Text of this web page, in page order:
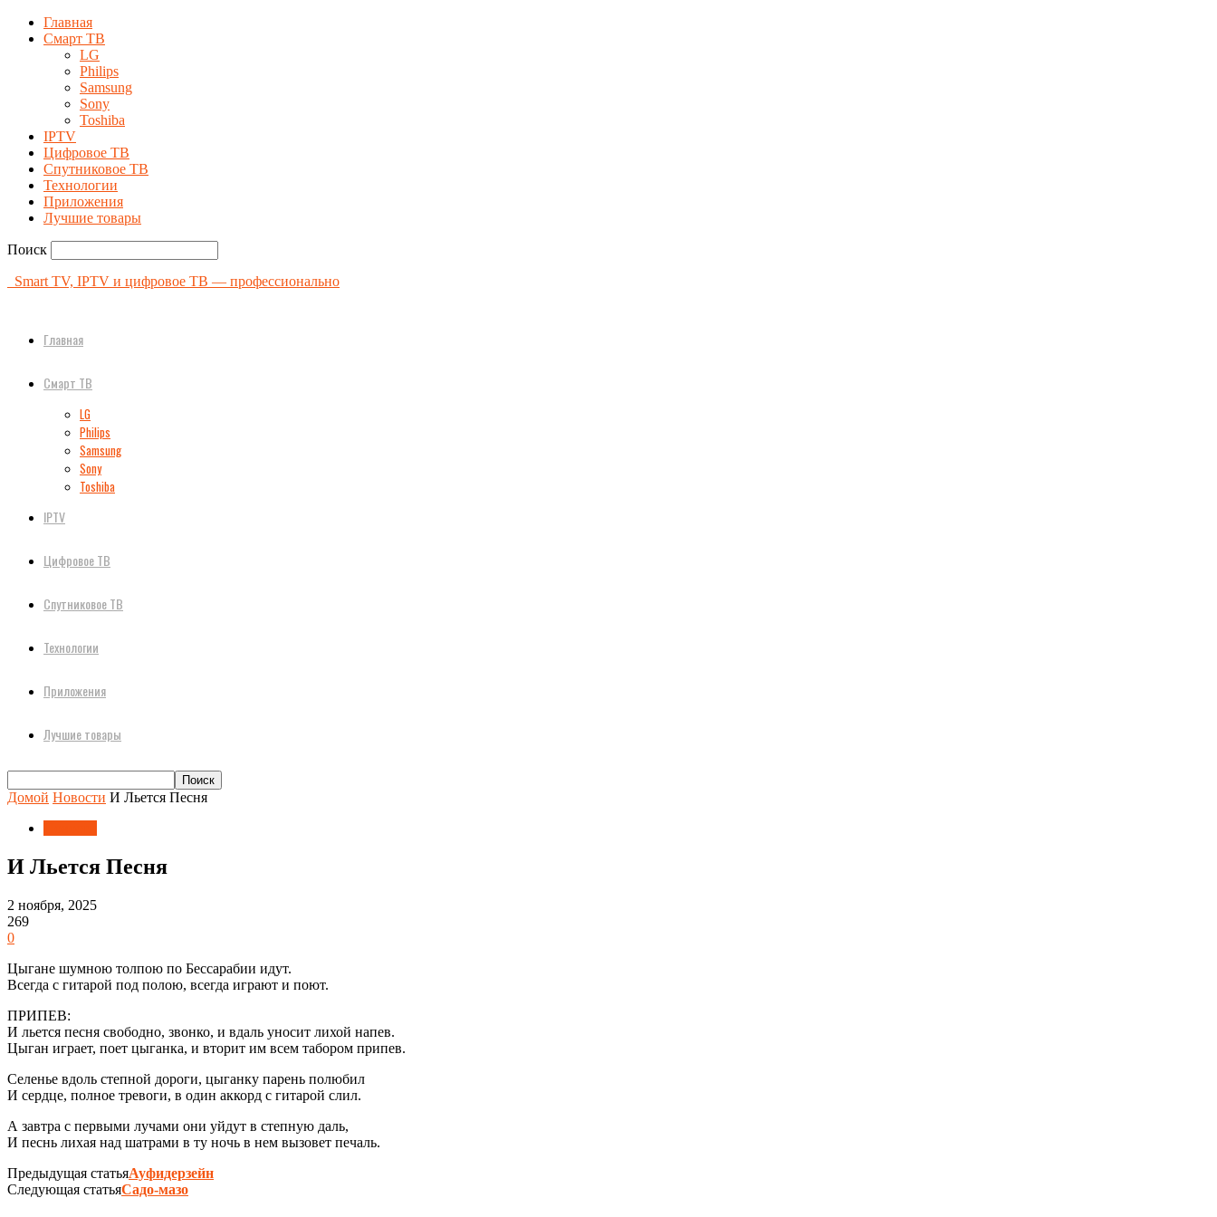
Главная
Смарт ТВ
LG
Philips
Samsung
Sony
Toshiba
IPTV
Цифровое ТВ
Спутниковое ТВ
Технологии
Приложения
Лучшие товары
Поиск
Smart TV, IPTV и цифровое ТВ — профессионально
Главная
Смарт ТВ
LG
Philips
Samsung
Sony
Toshiba
IPTV
Цифровое ТВ
Спутниковое ТВ
Технологии
Приложения
Лучшие товары
Домой Новости И Льется Песня
И Льется Песня
2 ноября, 2025
269
0
Цыгане шумною толпою по Бессарабии идут.
Всегда с гитарой под полою, всегда играют и поют.
ПРИПЕВ:
И льется песня свободно, звонко, и вдаль уносит лихой напев.
Цыган играет, поет цыганка, и вторит им всем табором припев.
Селенье вдоль степной дороги, цыганку парень полюбил
И сердце, полное тревоги, в один аккорд с гитарой слил.
А завтра с первыми лучами они уйдут в степную даль,
И песнь лихая над шатрами в ту ночь в нем вызовет печаль.
Предыдущая статьяАуфидерзейн
Следующая статьяСадо-мазо